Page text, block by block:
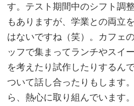
す。テスト期間中のシフト調
もありますが、学業との両立
はないですね（笑）。カフェ
ッフで集まってランチやスイ
を考えたり試作したりするん
ついて話し合ったりもします
ら、熱心に取り組んでいます。